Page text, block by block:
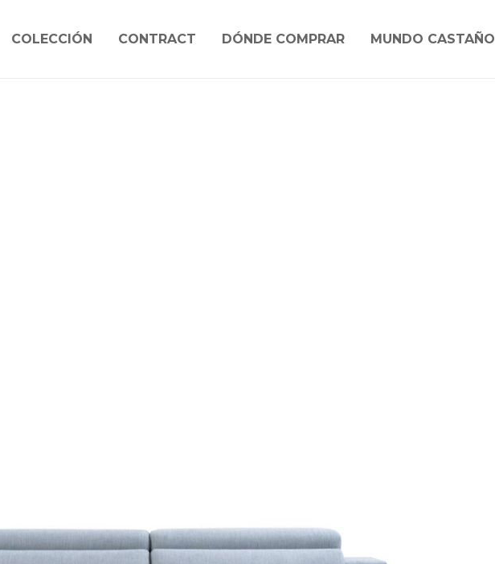
COLECCIÓN CONTRACT DÓNDE COMPRAR MUNDO CASTAÑO